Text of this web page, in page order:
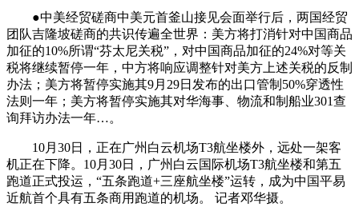
●中美经贸磋商中美元首釜山接见会面举行后，两国经贸
团队吉隆坡磋商的共识传遍全世界：美方将打消针对中国商品
加征的10%所谓“芬太尼关税”，对中国商品加征的24%对等关
税将继续暂停一年，中方将响应调整针对美方上述关税的反制
办法；美方将暂停实施其9月29日发布的出口管制50%穿透性
法则一年；美方将暂停实施其对华海事、物流和制船业301查
询拜访办法一年…。
10月30日，正在广州白云机场T3航坐楼外，远处一架客
机正在下降。10月30日，广州白云国际机场T3航坐楼和第五
跑道正式投运，“五条跑道+三座航坐楼”运转，成为中国平易
近航首个具有五条商用跑道的机场。 记者邓华摄。